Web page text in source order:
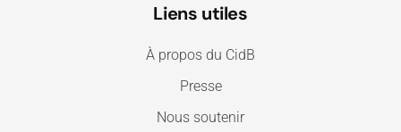
Liens utiles
À propos du CidB
Presse
Nous soutenir